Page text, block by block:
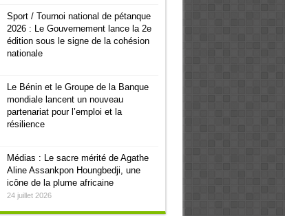
Sport / Tournoi national de pétanque
2026 : Le Gouvernement lance la 2e
édition sous le signe de la cohésion
nationale
Le Bénin et le Groupe de la Banque
mondiale lancent un nouveau
partenariat pour l’emploi et la
résilience
Médias : Le sacre mérité de Agathe
Aline Assankpon Houngbedji, une
icône de la plume africaine
24 juillet 2026